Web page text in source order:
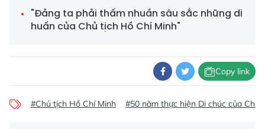
"Đảng ta phải thấm nhuần sâu sắc những di
huấn của Chủ tịch Hồ Chí Minh"
Copy link
#Chủ tịch Hồ Chí Minh #50 năm thực hiện Di chúc của Chủ